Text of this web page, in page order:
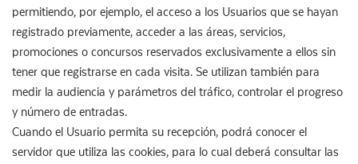
permitiendo, por ejemplo, el acceso a los Usuarios que se hayan
registrado previamente, acceder a las áreas, servicios,
promociones o concursos reservados exclusivamente a ellos sin
tener que registrarse en cada visita. Se utilizan también para
medir la audiencia y parámetros del tráfico, controlar el progreso
y número de entradas.
Cuando el Usuario permita su recepción, podrá conocer el
servidor que utiliza las cookies, para lo cual deberá consultar las